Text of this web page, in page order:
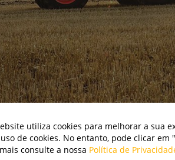
utiliza cookies para melhorar a sua
de cookies. No entanto, pode clicar
consulte a nossa Política de